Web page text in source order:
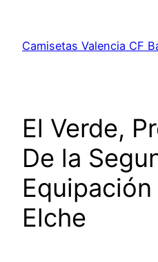
contenido
Camisetas Valencia CF
El Verde,
De la
Elche